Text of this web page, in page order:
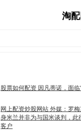
淘
股票如何配资 因凡蒂诺，面临
网上配资炒股网站 外媒：罗
身米兰并非为与国米谈判，此
客户